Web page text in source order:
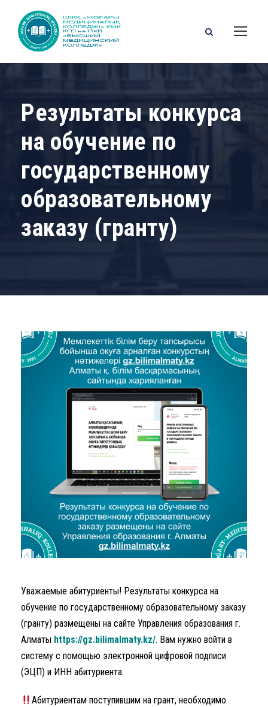
Результаты конкурса
на обучение по
государственному
образовательному
заказу (гранту)
Уважаемые абитуриенты! Результаты конкурса на
обучение по государственному образовательному заказу
(гранту) размещены на сайте Управления образования г.
Алматы https://gz.bilimalmaty.kz/. Вам нужно войти в
систему с помощью электронной цифровой подписи
(ЭЦП) и ИНН абитуриента.
Абитуриентам поступившим на грант, необходимо